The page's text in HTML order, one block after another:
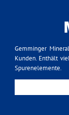
Gemminger
Kunden. Enthält
Spurenelemente.